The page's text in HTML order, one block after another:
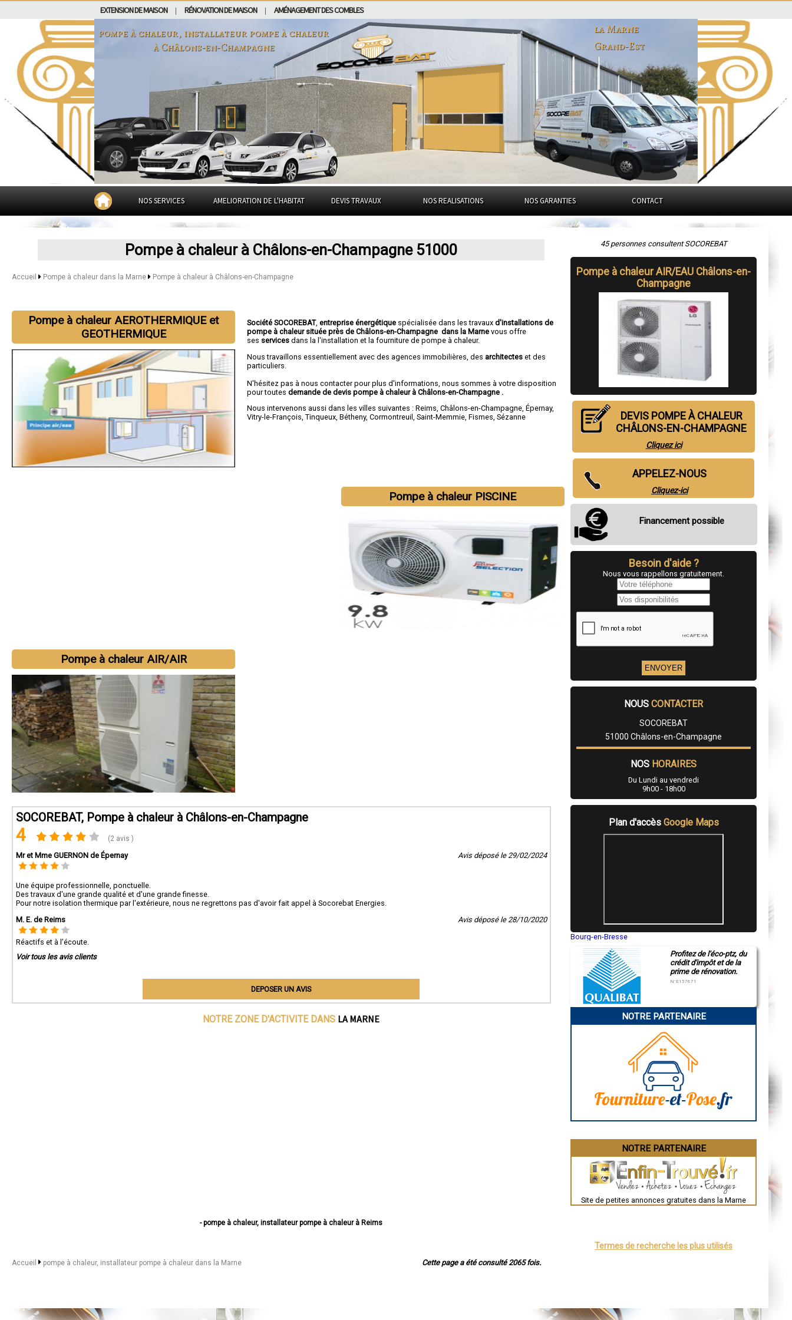
EXTENSION DE MAISON RÉNOVATION DE MAISON AMÉNAGEMENT DES COMBLES
pompe à chaleur, installateur pompe à chaleur
àChâlons-en-Champagne
la Marne
Grand-Est
NOS SERVICES AMELIORATION DE L'HABITAT DEVIS TRAVAUX NOS REALISATIONS NOS GARANTIES CONTACT
Pompe à chaleur à Châlons-en-Champagne 51000
Accueil Pompe à chaleur dans la Marne Pompe à chaleur à Châlons-en-Champagne
Pompe à chaleur AEROTHERMIQUE et
GEOTHERMIQUE
Société SOCOREBAT,entreprise énergétique spécialisée dans les travauxd'installations de
pompe à chaleur située près de Châlons-en-Champagne dans la Marnevous offre
ses services dans la l'installation et la fourniture de pompe à chaleur.
Nous travaillons essentiellement avec des agences immobilières, des architectes et des
particuliers.
N'hésitez pas à nous contacter pour plus d'informations, nous sommes à votre disposition
pour toutesdemande de devis pompe à chaleur à Châlons-en-Champagne .
Nous intervenons aussi dans les villes suivantes :Reims,Châlons-en-Champagne,Épernay,
Vitry-le-François,Tinqueux,Bétheny,Cormontreuil,Saint-Memmie,Fismes,Sézanne
Pompe à chaleur PISCINE
Pompe à chaleur AIR/AIR
SOCOREBAT, Pompe à chaleur à Châlons-en-Champagne
4 (2 avis )
Mr et Mme GUERNON de Épernay Avis déposé le 29/02/2024
Une équipe professionnelle, ponctuelle.
Des travaux d'une grande qualité et d'une grande finesse.
Pour notre isolation thermique par l'extérieure, nous ne regrettons pas d'avoir fait appel à Socorebat Energies.
M. E. de Reims
Avis déposé le 28/10/2020
Réactifs et à l’écoute.
Voir tous les avis clients
DEPOSER UN AVIS
NOTRE ZONE D'ACTIVITE DANS LA MARNE
- pompe à chaleur, installateur pompe à chaleur à Reims
- pompe à chaleur, installateur pompe à chaleur à Tinqueux
- pompe à chaleur, installateur pompe à chaleur à Saint-Memmie
- pompe à chaleur, installateur pompe à chaleur à Sézanne
Cette page a été consulté 2065 fois.
Accueil pompe à chaleur, installateur pompe à chaleur dans la Marne
45 personnes consultent SOCOREBAT
Pompe à chaleur AIR/EAU Châlons-en-
Champagne
DEVIS POMPE À CHALEUR
CHÂLONS-EN-CHAMPAGNE
Cliquez ici
APPELEZ-NOUS
Cliquez-ici
Financement possible
Besoin d'aide ?
Nous vous rappellons gratuitement.
NOUS CONTACTER
SOCOREBAT
51000 Châlons-en-Champagne
NOS HORAIRES
Du Lundi au vendredi
9h00 - 18h00
Plan d'accès Google Maps
Bourg-en-Bresse
Montluçon
Manosque
Gap
Charleville-Mézières
Pamiers
Narbonne
Brive-la-Gaillarde
Guéret
Besançon
Évreux
Chartres
Nîmes
Auch
Nantes
Orléans
Profitez de l'éco-ptz, du
crédit d'impôt et de la
prime de rénovation.
N°E157671
NOTRE PARTENAIRE
NOTRE PARTENAIRE
Site de petites annonces gratuites dans la Marne
Termes de recherche les plus utilisés